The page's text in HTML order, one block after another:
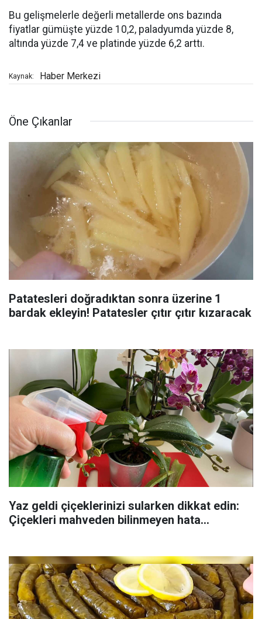
Bu gelişmelerle değerli metallerde ons bazında
fiyatlar gümüşte yüzde 10,2, paladyumda yüzde 8,
altında yüzde 7,4 ve platinde yüzde 6,2 arttı.
Kaynak: Haber Merkezi
Öne Çıkanlar
Patatesleri doğradıktan sonra üzerine 1
bardak ekleyin! Patatesler çıtır çıtır kızaracak
Yaz geldi çiçeklerinizi sularken dikkat edin:
Çiçekleri mahveden bilinmeyen hata...